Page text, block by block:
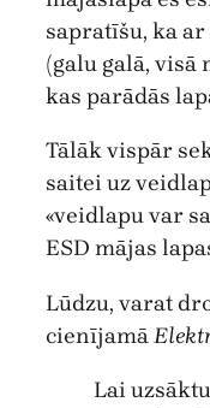
sapratīšu, ka ar
(galu galā, visā
kas parādās
Tālāk vispār
saitei uz
«veidlapu var
ESD mājas
Lūdzu, varat
cienījamā
Lai